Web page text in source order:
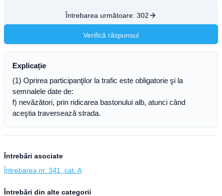
Întrebarea următoare: 302
Verifică răspunsul
Explicație
(1) Oprirea participanţilor la trafic este obligatorie şi la
semnalele date de:
f) nevăzători, prin ridicarea bastonului alb, atunci când
aceştia traversează strada.
Întrebări asociate
Întrebarea nr. 341, cat. A
Întrebări din alte categorii